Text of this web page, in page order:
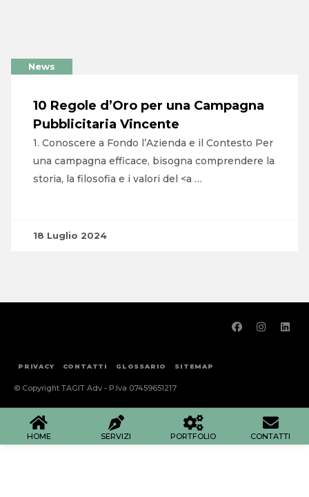
News
10 Regole d’Oro per una Campagna
Pubblicitaria Vincente
1. Conoscere a Fondo l’Azienda e il Contesto Per
una campagna efficace, bisogna comprendere la
storia, la filosofia e i valori del <a …
18 Luglio 2024
© Copyright TAGIT Adv - P.Iva 07459651217
PRIVACY CONTATTI GLOSSARIO SITEMAP
HOME SERVIZI PORTFOLIO CONTATTI